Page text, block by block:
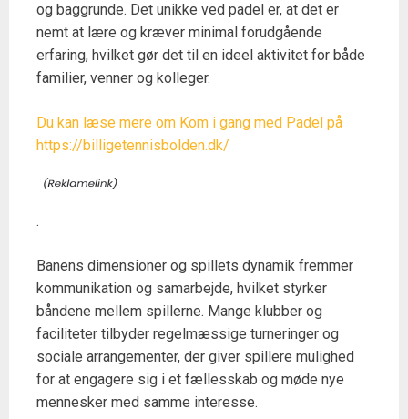
og baggrunde. Det unikke ved padel er, at det er
nemt at lære og kræver minimal forudgående
erfaring, hvilket gør det til en ideel aktivitet for både
familier, venner og kolleger.
Du kan læse mere om Kom i gang med Padel på
https://billigetennisbolden.dk/
.
Banens dimensioner og spillets dynamik fremmer
kommunikation og samarbejde, hvilket styrker
båndene mellem spillerne. Mange klubber og
faciliteter tilbyder regelmæssige turneringer og
sociale arrangementer, der giver spillere mulighed
for at engagere sig i et fællesskab og møde nye
mennesker med samme interesse.